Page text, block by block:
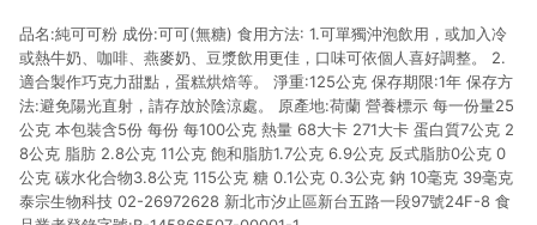
品名:純可可粉 成份:可可(無糖) 食用方法: 1.可單獨沖泡飲用，或加入冷
或熱牛奶、咖啡、燕麥奶、豆漿飲用更佳，口味可依個人喜好調整。 2.
適合製作巧克力甜點，蛋糕烘焙等。 淨重:125公克 保存期限:1年 保存方
法:避免陽光直射，請存放於陰涼處。 原產地:荷蘭 營養標示 每一份量25
公克 本包裝含5份 每份 每100公克 熱量 68大卡 271大卡 蛋白質7公克 2
8公克 脂肪 2.8公克 11公克 飽和脂肪1.7公克 6.9公克 反式脂肪0公克 0
公克 碳水化合物3.8公克 115公克 糖 0.1公克 0.3公克 鈉 10毫克 39毫克
泰宗生物科技 02-26972628 新北市汐止區新台五路一段97號24F-8 食